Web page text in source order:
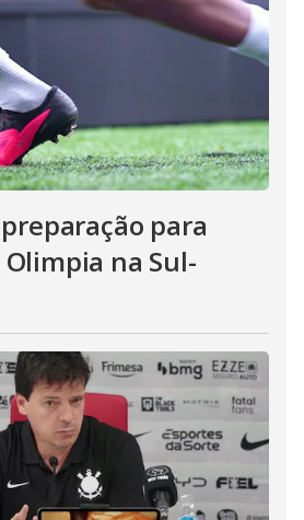
para
na Sul-